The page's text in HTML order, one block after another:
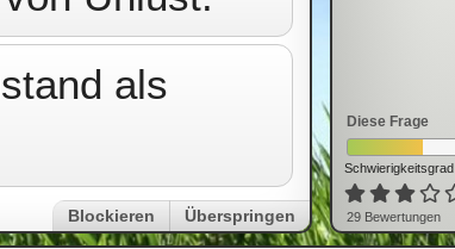
als
Blockieren Überspringen
Diese Frage
Schwierigkeitsgrad
29 Bewertungen